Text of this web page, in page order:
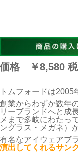
価格 ￥8,580
トムフォードは2005
創業からわずか数年
リーブランドへと成
メまで多岐にわたっ
ングラス・メガネ）
有名なアイウェアブ
演出してくれるサン